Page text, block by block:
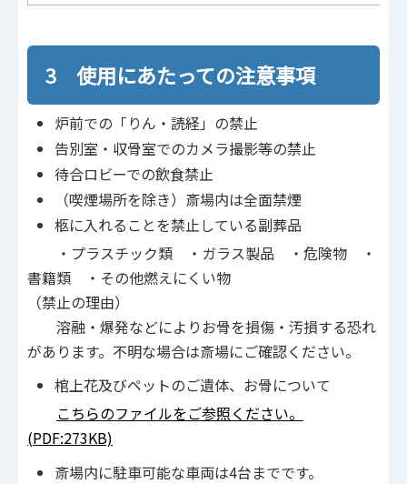
3 使用にあたっての注意事項
炉前での「りん・読経」の禁止
告別室・収骨室でのカメラ撮影等の禁止
待合ロビーでの飲食禁止
（喫煙場所を除き）斎場内は全面禁煙
柩に入れることを禁止している副葬品
・プラスチック類 ・ガラス製品 ・危険物 ・
書籍類 ・その他燃えにくい物
（禁止の理由）
溶融・爆発などによりお骨を損傷・汚損する恐れ
があります。不明な場合は斎場にご確認ください。
棺上花及びペットのご遺体、お骨について
こちらのファイルをご参照ください。
(PDF:273KB)
斎場内に駐車可能な車両は4台までです。